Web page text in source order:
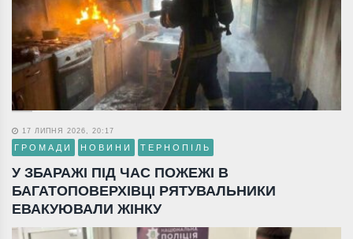
17 ЛИПНЯ 2026, 20:17
ГРОМАДИ НОВИНИ ТЕРНОПІЛЬ
У ЗБАРАЖІ ПІД ЧАС ПОЖЕЖІ В
БАГАТОПОВЕРХІВЦІ РЯТУВАЛЬНИКИ
ЕВАКУЮВАЛИ ЖІНКУ